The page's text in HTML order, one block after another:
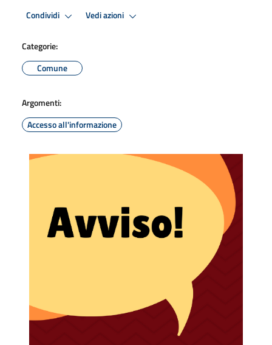
Condividi Vedi azioni
Categorie:
Comune
Argomenti:
Accesso all'informazione